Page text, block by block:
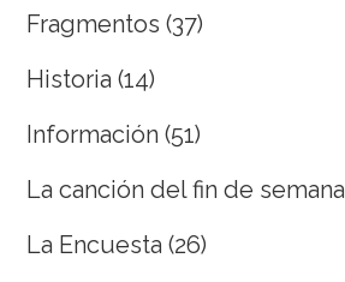
Fragmentos (37)
Historia (14)
Información (51)
La canción del fin de semana
La Encuesta (26)